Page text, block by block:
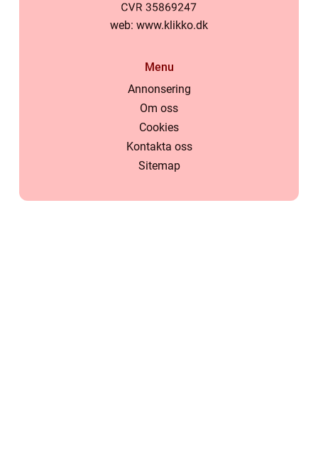
web: www.klikko.dk
Menu
Annonsering
Om oss
Cookies
Kontakta oss
Sitemap